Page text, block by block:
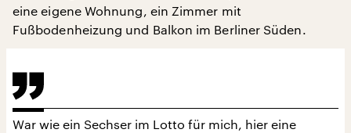
eine eigene Wohnung, ein Zimmer mit
Fußbodenheizung und Balkon im Berliner Süden.
War wie ein Sechser im Lotto für mich, hier eine